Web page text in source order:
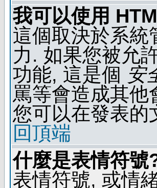
我可以使用
這個取決於系統
力. 如果您被允
功能, 這是個 安
罵等會造成其他
您可以在發表的
回頂端
什麼是表情符號
表情符號, 或情